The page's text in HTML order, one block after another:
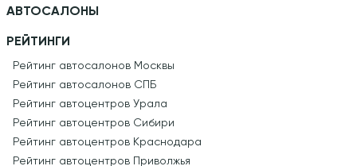
АВТОСАЛОНЫ
РЕЙТИНГИ
Рейтинг автосалонов Москвы
Рейтинг автосалонов СПБ
Рейтинг автоцентров Урала
Рейтинг автоцентров Сибири
Рейтинг автоцентров Краснодара
Рейтинг автоцентров Приволжья